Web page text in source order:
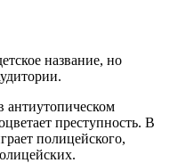
название, но
антиутопическом
преступность. В
полицейского,